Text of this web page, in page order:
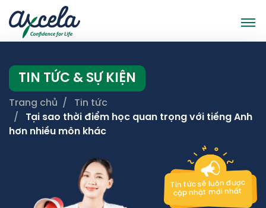
TIN TỨC & SỰ KIỆN
Trang chủ
Tin tức
Tại sao thời điểm học quan trọng với tiếng Anh
hơn nhiều môn khác
Tin tức sẽ luôn được
cập nhật mới nhất